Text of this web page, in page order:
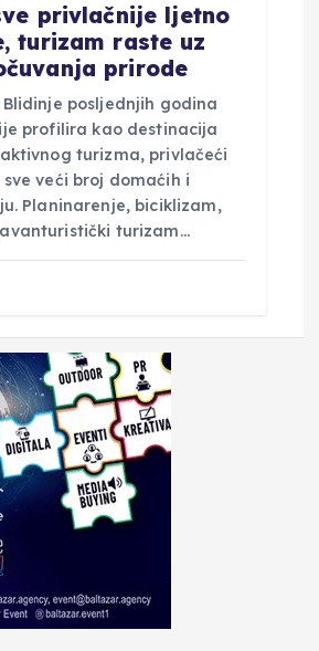
privlačnije ljetno
turizam raste uz
prirode
posljednjih godina
profilira kao destinacija
turizma, privlačeći
veći broj domaćih i
Planinarenje, biciklizam,
turizam…